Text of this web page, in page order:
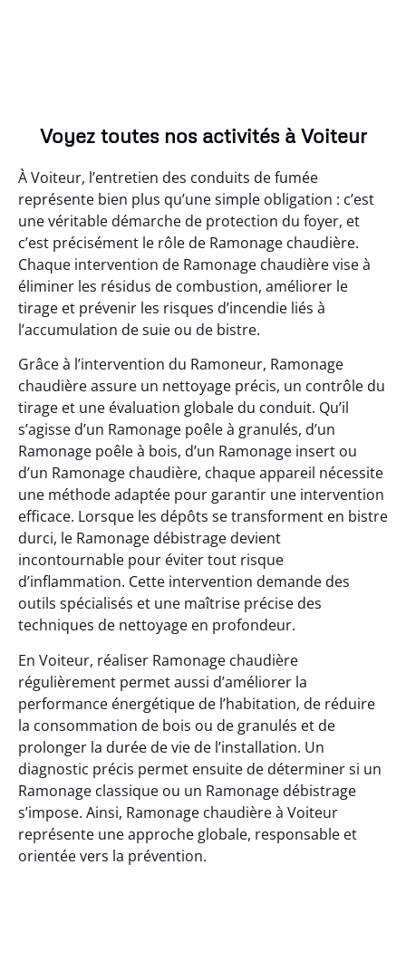
Voyez toutes nos activités à Voiteur
À Voiteur, l’entretien des conduits de fumée
représente bien plus qu’une simple obligation : c’est
une véritable démarche de protection du foyer, et
c’est précisément le rôle de Ramonage chaudière.
Chaque intervention de Ramonage chaudière vise à
éliminer les résidus de combustion, améliorer le
tirage et prévenir les risques d’incendie liés à
l’accumulation de suie ou de bistre.
Grâce à l’intervention du Ramoneur, Ramonage
chaudière assure un nettoyage précis, un contrôle du
tirage et une évaluation globale du conduit. Qu’il
s’agisse d’un Ramonage poêle à granulés, d’un
Ramonage poêle à bois, d’un Ramonage insert ou
d’un Ramonage chaudière, chaque appareil nécessite
une méthode adaptée pour garantir une intervention
efficace. Lorsque les dépôts se transforment en bistre
durci, le Ramonage débistrage devient
incontournable pour éviter tout risque
d’inflammation. Cette intervention demande des
outils spécialisés et une maîtrise précise des
techniques de nettoyage en profondeur.
En Voiteur, réaliser Ramonage chaudière
régulièrement permet aussi d’améliorer la
performance énergétique de l’habitation, de réduire
la consommation de bois ou de granulés et de
prolonger la durée de vie de l’installation. Un
diagnostic précis permet ensuite de déterminer si un
Ramonage classique ou un Ramonage débistrage
s’impose. Ainsi, Ramonage chaudière à Voiteur
représente une approche globale, responsable et
orientée vers la prévention.